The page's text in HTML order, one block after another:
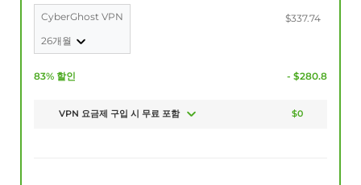
CyberGhost VPN
26개월
$337.74
83% 할인 - $280.8
VPN 요금제 구입 시 무료 포함 $0